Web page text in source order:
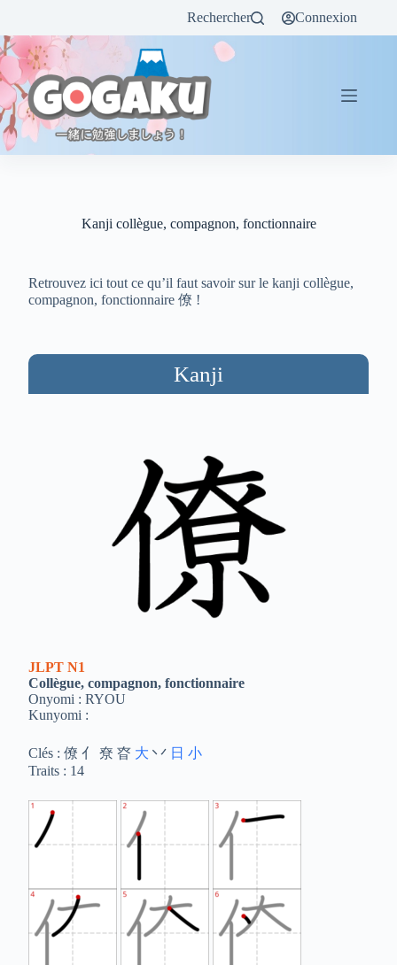
Rechercher Connexion
Kanji collègue, compagnon, fonctionnaire
Retrouvez ici tout ce qu’il faut savoir sur le kanji collègue,
compagnon, fonctionnaire 僚 !
Kanji
JLPT N1
Collègue, compagnon, fonctionnaire
Onyomi : RYOU
Kunyomi :
Clés : 僚 亻 尞 昚 大 丷 日 小
Traits : 14